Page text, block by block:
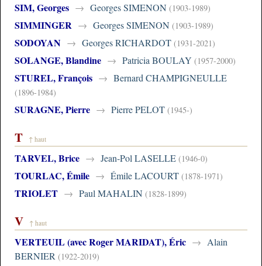
SIM, Georges → Georges SIMENON (1903-1989)
SIMMINGER → Georges SIMENON (1903-1989)
SODOYAN → Georges RICHARDOT (1931-2021)
SOLANGE, Blandine → Patricia BOULAY (1957-2000)
STUREL, François → Bernard CHAMPIGNEULLE
(1896-1984)
SURAGNE, Pierre → Pierre PELOT (1945-)
T ↑ haut
TARVEL, Brice → Jean-Pol LASELLE (1946-0)
TOURLAC, Émile → Émile LACOURT (1878-1971)
TRIOLET → Paul MAHALIN (1828-1899)
V ↑ haut
VERTEUIL (avec Roger MARIDAT), Éric → Alain
BERNIER (1922-2019)